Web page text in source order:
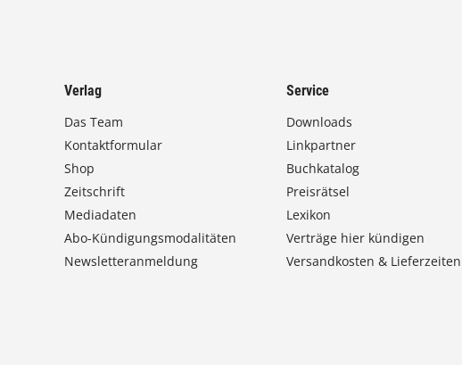
Verlag
Das Team
Kontaktformular
Shop
Zeitschrift
Mediadaten
Abo-Kündigungsmodalitäten
Newsletteranmeldung
Service
Downloads
Linkpartner
Buchkatalog
Preisrätsel
Lexikon
Verträge hier kündigen
Versandkosten & Lieferzeiten